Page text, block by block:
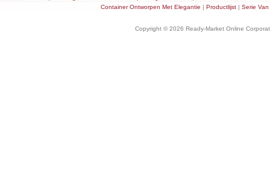
Container Ontworpen Met Elegantie | Productlijst | Serie
Copyright © 2026 Ready-Market Online